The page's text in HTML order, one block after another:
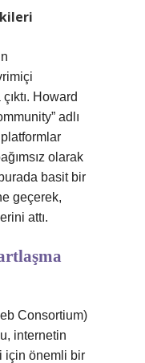
Howard
adlı
olarak
basit bir
geçerek,
attı.
Consortium)
internetin
için önemli bir